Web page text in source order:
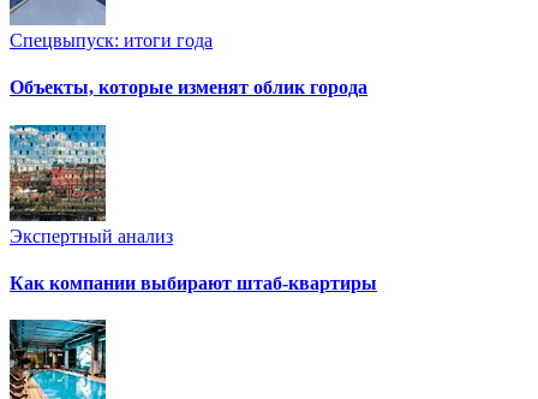
Спецвыпуск: итоги года
Объекты, которые изменят облик города
Экспертный анализ
Как компании выбирают штаб-квартиры